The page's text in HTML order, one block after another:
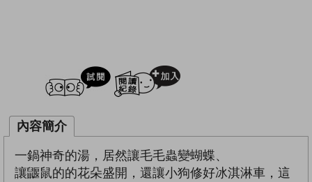
試閲
內容簡介
一鍋神奇的湯，居然讓毛毛蟲變蝴蝶、
讓鼴鼠的的花朵盛開，還讓小狗修好冰淇淋車，這